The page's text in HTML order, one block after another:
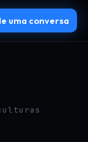
uma conversa